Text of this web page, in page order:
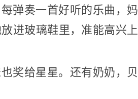
弹奏一首好听的乐曲，妈
进玻璃鞋里，准能高兴上
奖给星星。还有奶奶，贝